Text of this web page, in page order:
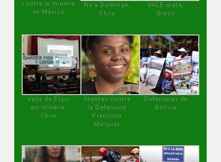
contra la minería
en México
No a Dominga,
Chile
VALE mata,
Brasil
Valle de Elqui
sin minería.
Chile
Atentan contra
la Defensora
Francisca
Márquez
Defensoras de
Bolivia